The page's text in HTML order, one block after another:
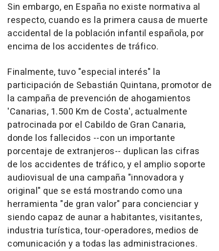
Sin embargo, en España no existe normativa al
respecto, cuando es la primera causa de muerte
accidental de la población infantil española, por
encima de los accidentes de tráfico.
Finalmente, tuvo "especial interés" la
participación de Sebastián Quintana, promotor de
la campaña de prevención de ahogamientos
'Canarias, 1.500 Km de Costa', actualmente
patrocinada por el Cabildo de Gran Canaria,
donde los fallecidos --con un importante
porcentaje de extranjeros-- duplican las cifras
de los accidentes de tráfico, y el amplio soporte
audiovisual de una campaña "innovadora y
original" que se está mostrando como una
herramienta "de gran valor" para concienciar y
siendo capaz de aunar a habitantes, visitantes,
industria turística, tour-operadores, medios de
comunicación y a todas las administraciones.